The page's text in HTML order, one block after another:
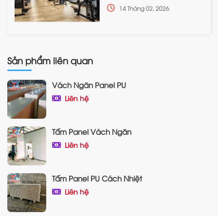
14 Tháng 02, 2026
Sản phẩm liên quan
Vách Ngăn Panel PU
Liên hệ
Tấm Panel Vách Ngăn
Liên hệ
Tấm Panel PU Cách Nhiệt
Liên hệ